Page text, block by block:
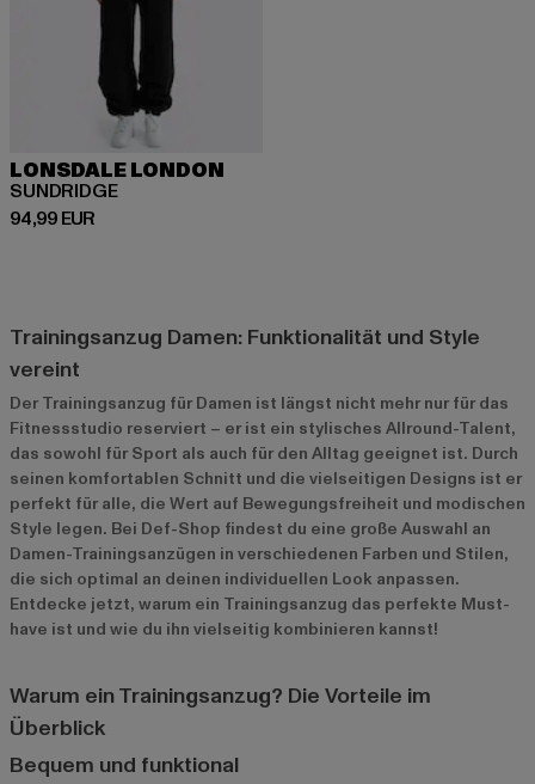
LONSDALE LONDON
SUNDRIDGE
94,99 EUR
Derzeitiger Preis: 94,99 EUR
Trainingsanzug Damen: Funktionalität und Style
vereint
Der Trainingsanzug für Damen ist längst nicht mehr nur für das
Fitnessstudio reserviert – er ist ein stylisches Allround-Talent,
das sowohl für Sport als auch für den Alltag geeignet ist. Durch
seinen komfortablen Schnitt und die vielseitigen Designs ist er
perfekt für alle, die Wert auf Bewegungsfreiheit und modischen
Style legen. Bei Def-Shop findest du eine große Auswahl an
Damen-Trainingsanzügen in verschiedenen Farben und Stilen,
die sich optimal an deinen individuellen Look anpassen.
Entdecke jetzt, warum ein Trainingsanzug das perfekte Must-
have ist und wie du ihn vielseitig kombinieren kannst!
Warum ein Trainingsanzug? Die Vorteile im
Überblick
Bequem und funktional